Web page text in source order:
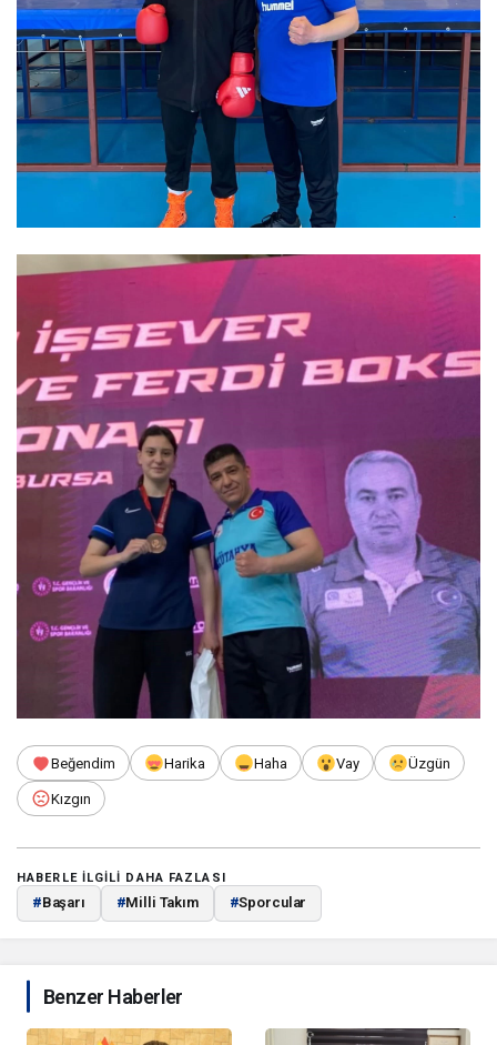
Beğendim Harika Haha Vay Üzgün
Kızgın
HABERLE ILGILI DAHA FAZLASI
#Başarı #Milli Takım #Sporcular
Benzer Haberler